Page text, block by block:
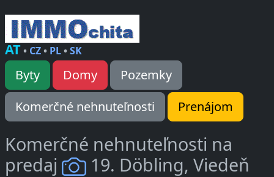
AT• CZ• PL•SK
Byty Domy
Pozemky
Komerčné nehnuteľnosti
Prenájom
Komerčné nehnuteľnosti na
predaj
19. Döbling, Viedeň